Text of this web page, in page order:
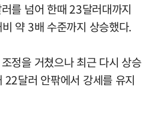
를 넘어 한때 23달러대까지
약 3배 수준까지 상승했다.
정을 거쳤으나 최근 다시 상승
22달러 안팎에서 강세를 유지